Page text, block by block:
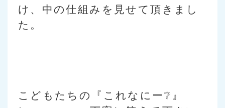
け、中の仕組みを見せて頂きまし
た。
こどもたちの『これなにー❔』